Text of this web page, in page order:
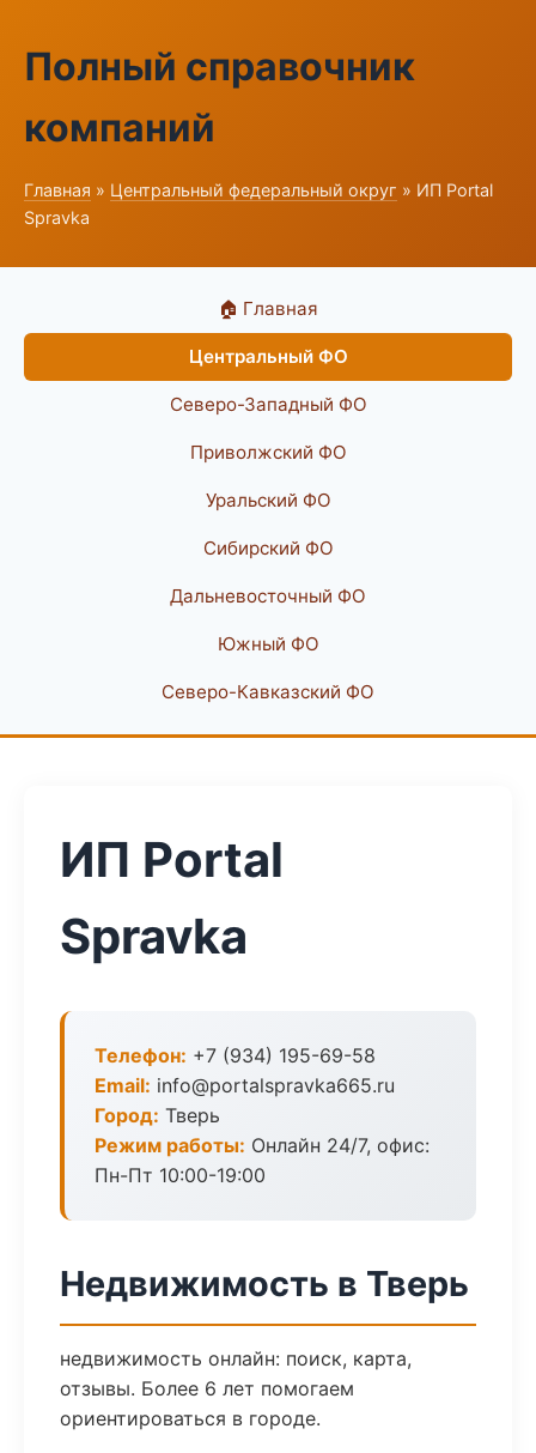
Полный справочник
компаний
Главная » Центральный федеральный округ » ИП Portal
Spravka
🏠 Главная
Центральный ФО
Северо-Западный ФО
Приволжский ФО
Уральский ФО
Сибирский ФО
Дальневосточный ФО
Южный ФО
Северо-Кавказский ФО
ИП Portal
Spravka
Телефон: +7 (934) 195-69-58
Email: info@portalspravka665.ru
Город: Тверь
Режим работы: Онлайн 24/7, офис:
Пн-Пт 10:00-19:00
Недвижимость в Тверь
недвижимость онлайн: поиск, карта,
отзывы. Более 6 лет помогаем
ориентироваться в городе.